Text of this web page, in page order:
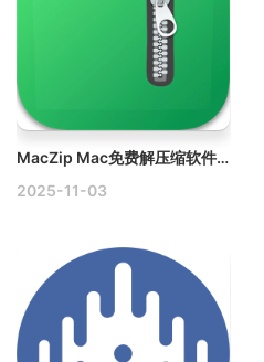
MacZip Mac免费解压缩软件下载
2025-11-03